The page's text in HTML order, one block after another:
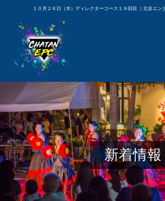
１０月２６日（木）ディレクターコース１９回目 ｜北谷エン
新着情報